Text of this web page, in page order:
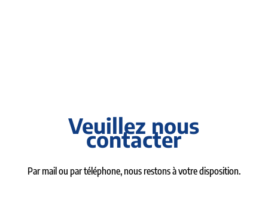
Veuillez nous
contacter
Par mail ou par téléphone, nous restons à votre disposition.